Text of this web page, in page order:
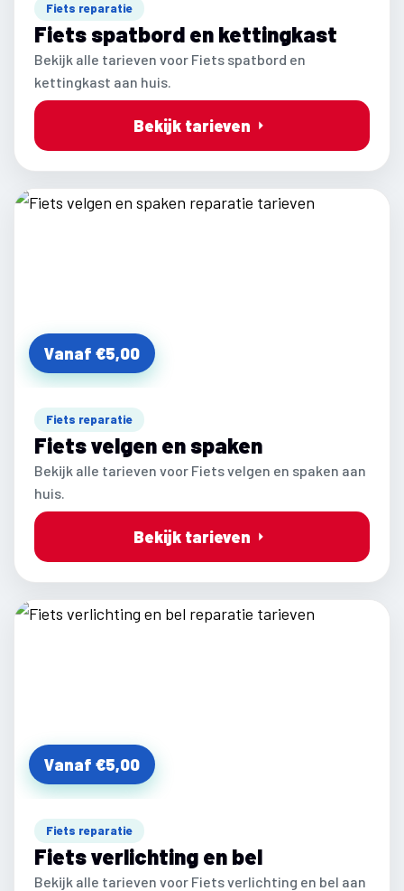
Fiets reparatie
Fiets spatbord en kettingkast
Bekijk alle tarieven voor Fiets spatbord en
kettingkast aan huis.
Bekijk tarieven
Vanaf €5,00
Fiets reparatie
Fiets velgen en spaken
Bekijk alle tarieven voor Fiets velgen en spaken aan
huis.
Bekijk tarieven
Vanaf €5,00
Fiets reparatie
Fiets verlichting en bel
Bekijk alle tarieven voor Fiets verlichting en bel aan